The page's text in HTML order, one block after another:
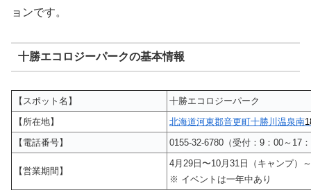
ョンです。
十勝エコロジーパークの基本情報
【スポット名】
十勝エコロジーパーク
【所在地】
北海道河東郡音更町十勝川温泉南
【電話番号】
0155-32-6780（受付：9：00～17
【営業期間】
4月29日〜10月31日（キャンプ）
※ イベントは一年中あり